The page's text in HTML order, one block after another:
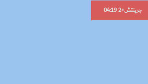
“جبروت امرأة”.. مارست الرذيلة أمام
جرينتش+2 04:19